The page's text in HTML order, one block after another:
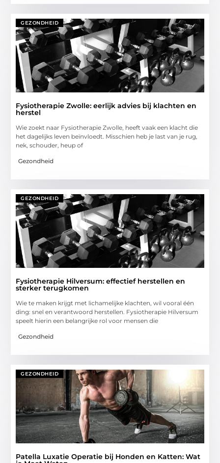
GEZONDHEID
Fysiotherapie Zwolle: eerlijk advies bij klachten en
herstel
Wie zoekt naar Fysiotherapie Zwolle, heeft vaak een klacht die
het dagelijks leven beïnvloedt. Misschien heb je last van je rug,
nek, schouder, heup of
Gezondheid
GEZONDHEID
Fysiotherapie Hilversum: effectief herstellen en
sterker terugkomen
Wie te maken krijgt met lichamelijke klachten, wil vooral één
ding: snel en verantwoord herstellen. Fysiotherapie Hilversum
speelt hierin een belangrijke rol voor mensen die
Gezondheid
GEZONDHEID
Patella Luxatie Operatie bij Honden en Katten: Wat